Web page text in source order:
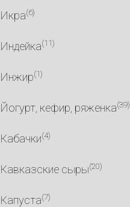
Икра(6)
Индейка(11)
Инжир(1)
Йогурт, кефир, ряженка(39)
Кабачки(4)
Кавказские сыры(20)
Капуста(7)